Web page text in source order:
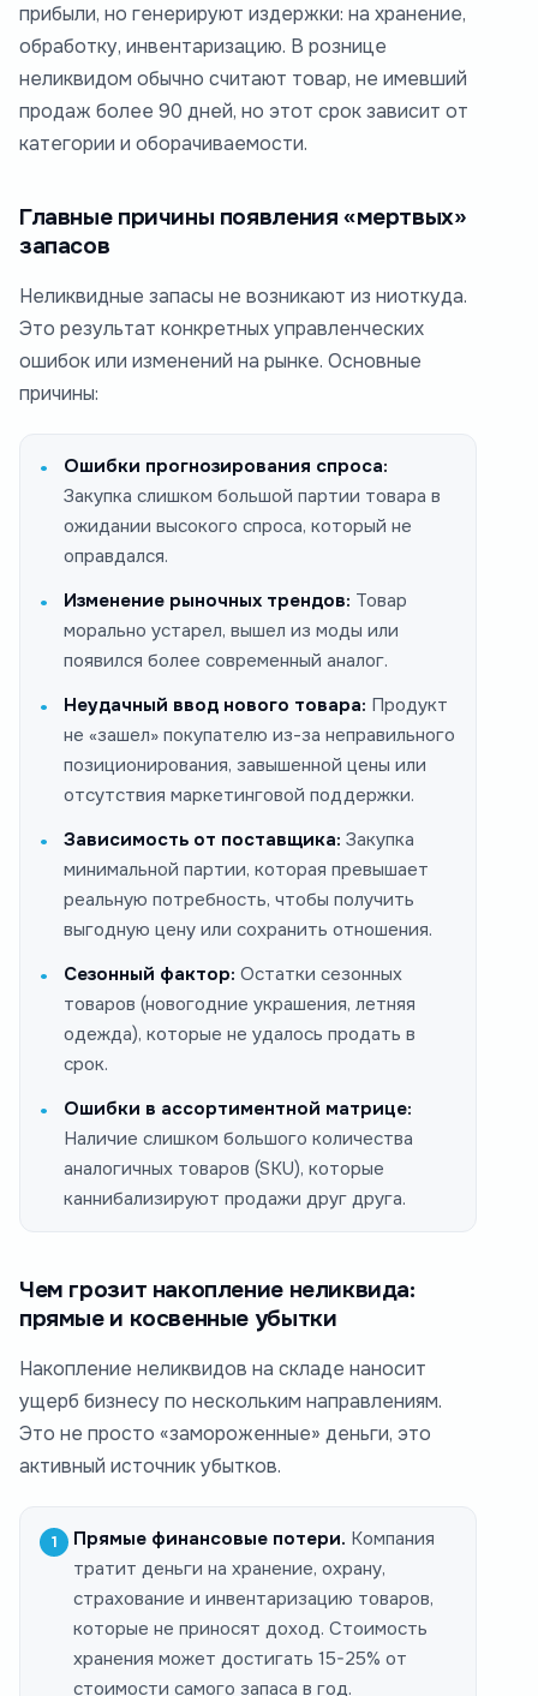
прибыли, но генерируют издержки: на хранение,
обработку, инвентаризацию. В рознице
неликвидом обычно считают товар, не имевший
продаж более 90 дней, но этот срок зависит от
категории и оборачиваемости.
Главные причины появления «мертвых»
запасов
Неликвидные запасы не возникают из ниоткуда.
Это результат конкретных управленческих
ошибок или изменений на рынке. Основные
причины:
Ошибки прогнозирования спроса:
Закупка слишком большой партии товара в
ожидании высокого спроса, который не
оправдался.
Изменение рыночных трендов: Товар
морально устарел, вышел из моды или
появился более современный аналог.
Неудачный ввод нового товара: Продукт
не «зашел» покупателю из-за неправильного
позиционирования, завышенной цены или
отсутствия маркетинговой поддержки.
Зависимость от поставщика: Закупка
минимальной партии, которая превышает
реальную потребность, чтобы получить
выгодную цену или сохранить отношения.
Сезонный фактор: Остатки сезонных
товаров (новогодние украшения, летняя
одежда), которые не удалось продать в
срок.
Ошибки в ассортиментной матрице:
Наличие слишком большого количества
аналогичных товаров (SKU), которые
каннибализируют продажи друг друга.
Чем грозит накопление неликвида:
прямые и косвенные убытки
Накопление неликвидов на складе наносит
ущерб бизнесу по нескольким направлениям.
Это не просто «замороженные» деньги, это
активный источник убытков.
Прямые финансовые потери. Компания
тратит деньги на хранение, охрану,
страхование и инвентаризацию товаров,
которые не приносят доход. Стоимость
хранения может достигать 15-25% от
стоимости самого запаса в год.